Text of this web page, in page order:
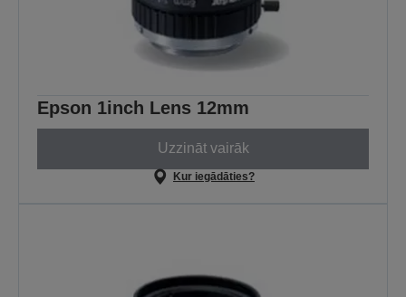
Epson 1inch Lens 12mm
Uzzināt vairāk
Kur iegādāties?